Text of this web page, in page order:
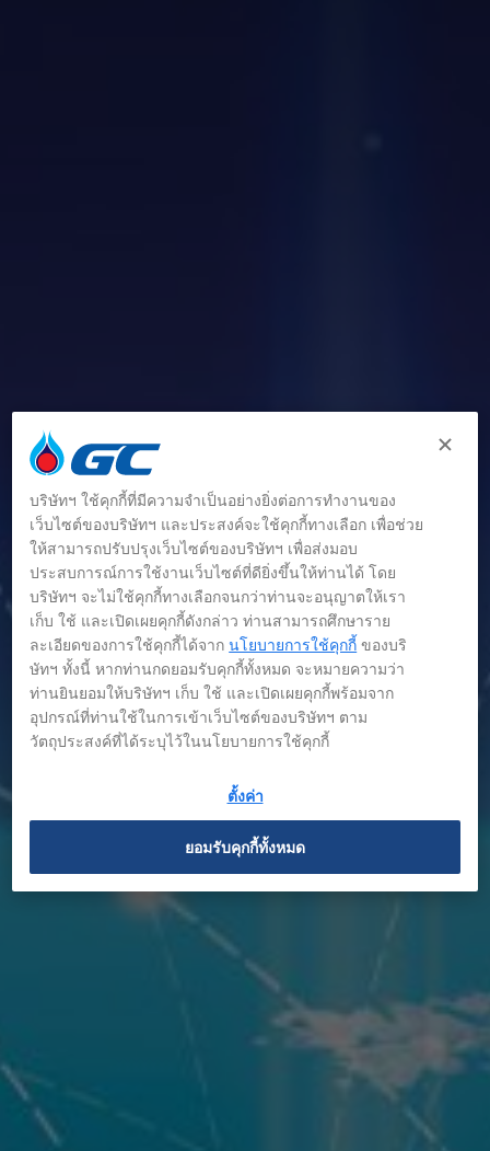
ข่าว
บริษัทฯ ใช้คุกกี้ที่มีความจำเป็นอย่างยิ่งต่อการทำงานของ
เว็บไซต์ของบริษัทฯ และประสงค์จะใช้คุกกี้ทางเลือก เพื่อช่วย
ให้สามารถปรับปรุงเว็บไซต์ของบริษัทฯ เพื่อส่งมอบ
ประสบการณ์การใช้งานเว็บไซต์ที่ดียิ่งขึ้นให้ท่านได้ โดย
บริษัทฯ จะไม่ใช้คุกกี้ทางเลือกจนกว่าท่านจะอนุญาตให้เรา
เก็บ ใช้ และเปิดเผยคุกกี้ดังกล่าว ท่านสามารถศึกษาราย
ละเอียดของการใช้คุกกี้ได้จากนโยบายการใช้คุกกี้ ของบริ
ษัทฯ ทั้งนี้ หากท่านกดยอมรับคุกกี้ทั้งหมด จะหมายความว่า
ท่านยินยอมให้บริษัทฯ เก็บ ใช้ และเปิดเผยคุกกี้พร้อมจาก
อุปกรณ์ที่ท่านใช้ในการเข้าเว็บไซต์ของบริษัทฯ ตาม
วัตถุประสงค์ที่ได้ระบุไว้ในนโยบายการใช้คุกกี้
ตั้งค่า
ยอมรับคุกกี้ทั้งหมด